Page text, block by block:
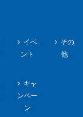
イベ
ント
キャ
ンペー
ン
その
他